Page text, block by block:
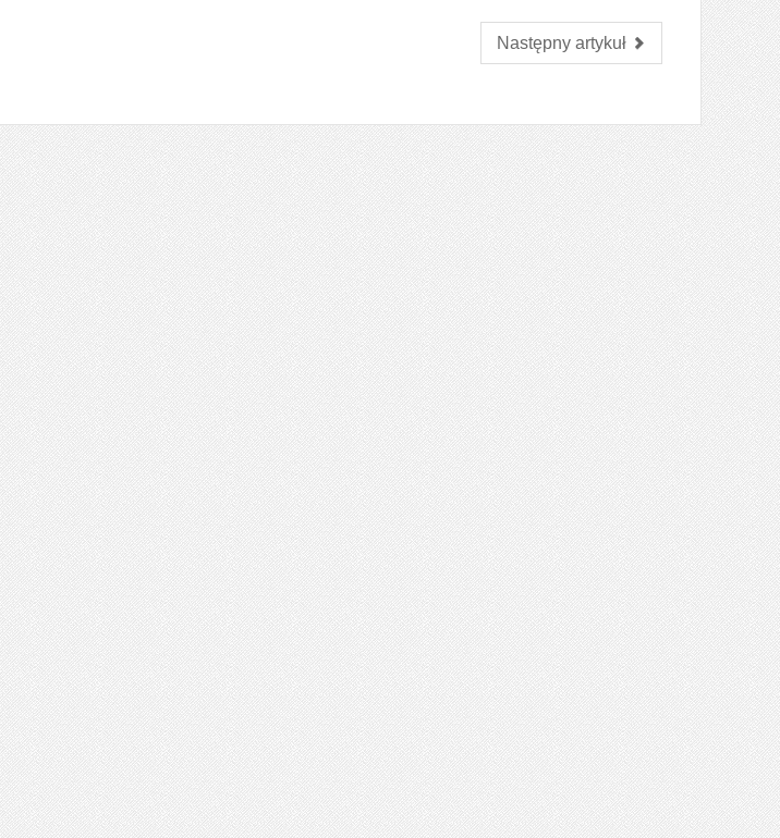
Następny artykuł